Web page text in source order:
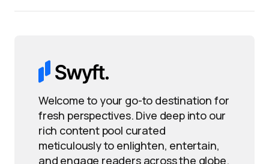
Welcome to your go-to destination for
fresh perspectives. Dive deep into our
rich content pool curated
meticulously to enlighten, entertain,
and engage readers across the globe.